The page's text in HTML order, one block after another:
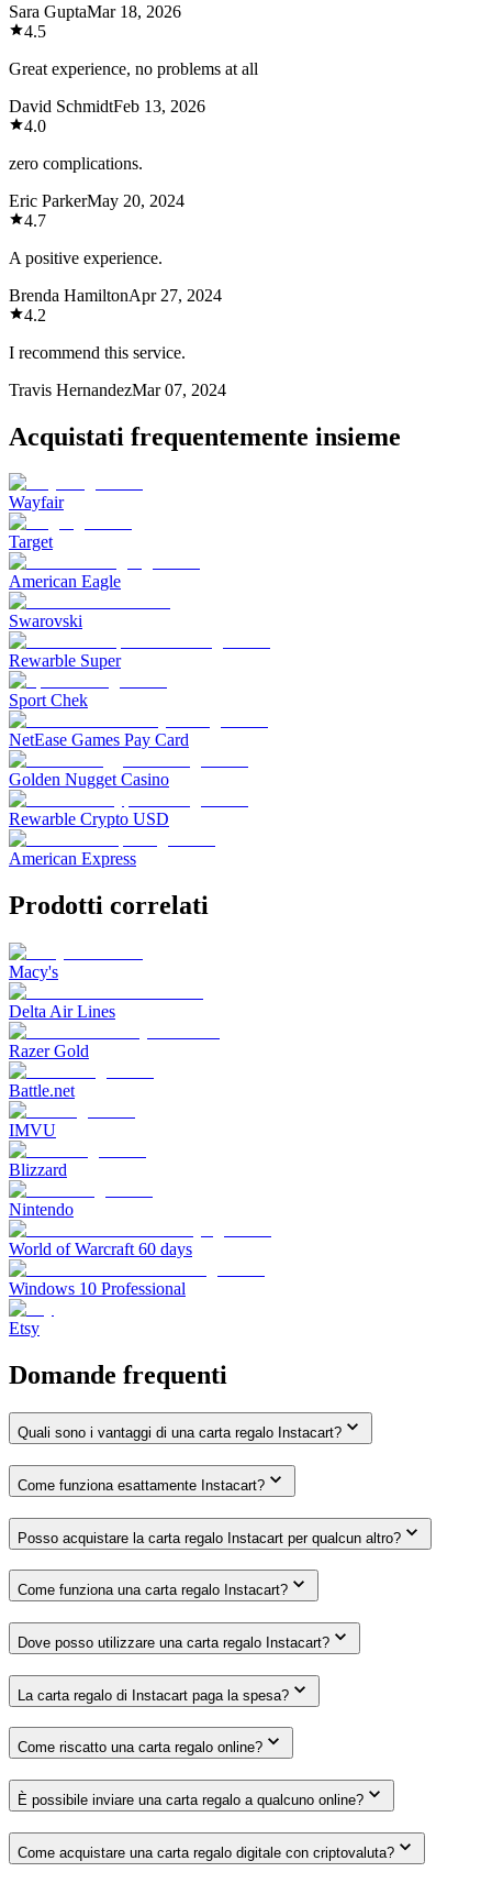
Sara GuptaMar 18, 2026
4.5
Great experience, no problems at all
David SchmidtFeb 13, 2026
4.0
zero complications.
Eric ParkerMay 20, 2024
4.7
A positive experience.
Brenda HamiltonApr 27, 2024
4.2
I recommend this service.
Travis HernandezMar 07, 2024
Acquistati frequentemente insieme
Wayfair
Target
American Eagle
Swarovski
Rewarble Super
Sport Chek
NetEase Games Pay Card
Golden Nugget Casino
Rewarble Crypto USD
American Express
Prodotti correlati
Macy's
Delta Air Lines
Razer Gold
Battle.net
IMVU
Blizzard
Nintendo
World of Warcraft 60 days
Windows 10 Professional
Etsy
Domande frequenti
Quali sono i vantaggi di una carta regalo Instacart?
Come funziona esattamente Instacart?
Posso acquistare la carta regalo Instacart per qualcun altro?
Come funziona una carta regalo Instacart?
Dove posso utilizzare una carta regalo Instacart?
La carta regalo di Instacart paga la spesa?
Come riscatto una carta regalo online?
È possibile inviare una carta regalo a qualcuno online?
Come acquistare una carta regalo digitale con criptovaluta?